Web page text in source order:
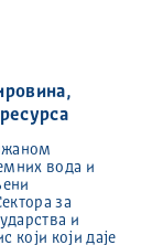
вода и
за
и
који који даје